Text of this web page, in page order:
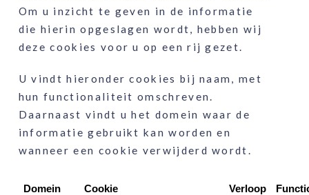
Om u inzicht te geven in de informatie
die hierin opgeslagen wordt, hebben wij
deze cookies voor u op een rij gezet.
U vindt hieronder cookies bij naam, met
hun functionaliteit omschreven.
Daarnaast vindt u het domein waar de
informatie gebruikt kan worden en
wanneer een cookie verwijderd wordt.
Domein Cookie Verloop